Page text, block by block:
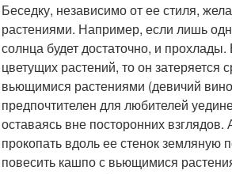
Беседку, независимо от ее стиля,
растениями. Например, если лишь
солнца будет достаточно, и
цветущих растений, то он
вьющимися растениями (девичий
предпочтителен для любителей
оставаясь вне посторонних
прокопать вдоль ее стенок земляную
повесить кашпо с вьющимися